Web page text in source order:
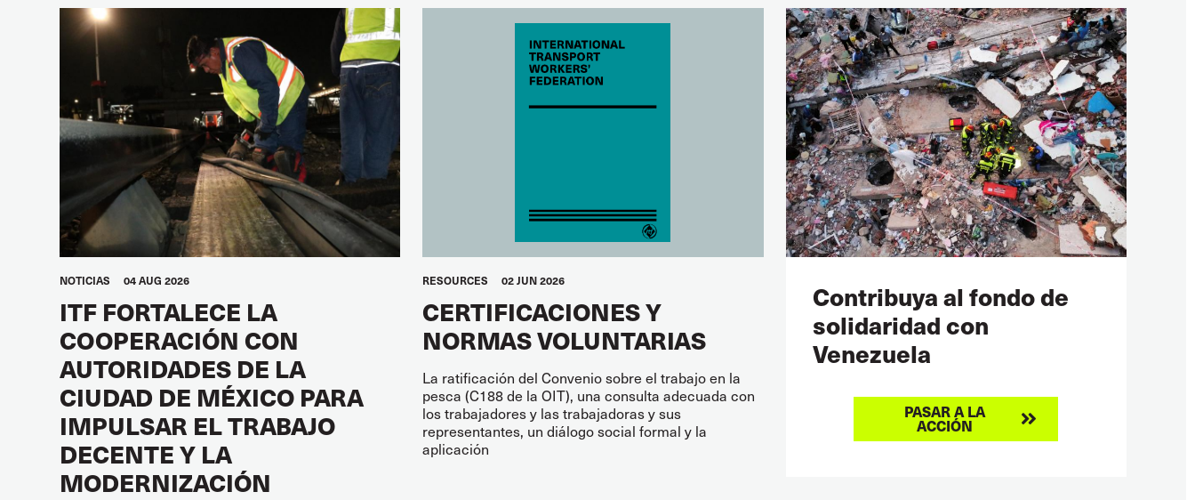
NOTICIAS 04 AUG 2026
ITF FORTALECE LA
COOPERACIÓN CON
AUTORIDADES DE LA
CIUDAD DE MÉXICO PARA
IMPULSAR EL TRABAJO
DECENTE Y LA
MODERNIZACIÓN
RESOURCES 02 JUN 2026
CERTIFICACIONES Y
NORMAS VOLUNTARIAS
La ratificación del Convenio sobre el trabajo en la
pesca (C188 de la OIT), una consulta adecuada con
los trabajadores y las trabajadoras y sus
representantes, un diálogo social formal y la
aplicación
Contribuya al fondo de
solidaridad con
Venezuela
PASAR A LA
ACCIÓN